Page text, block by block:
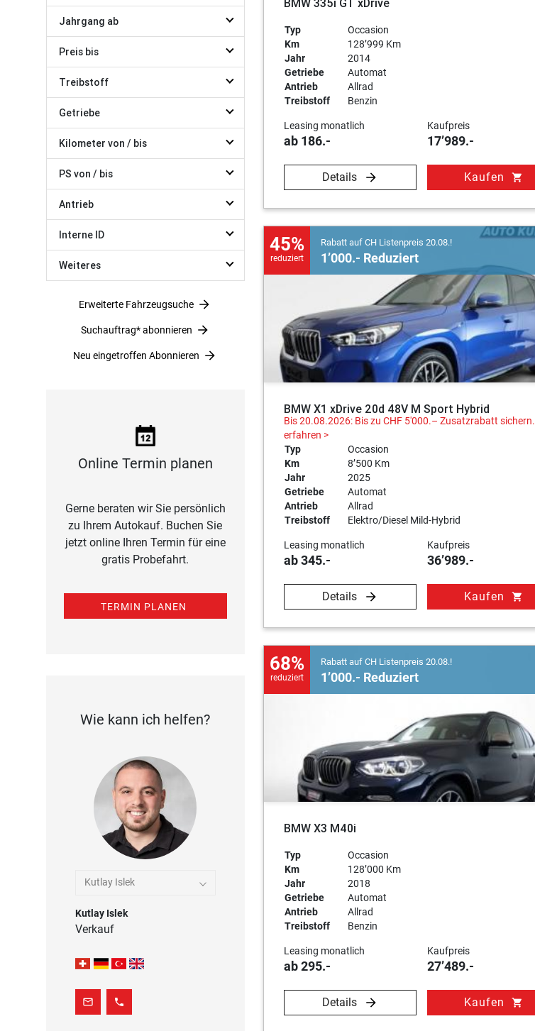
Jahrgang ab
Preis bis
Treibstoff
Getriebe
Kilometer von / bis
PS von / bis
Antrieb
Interne ID
Weiteres
Erweiterte Fahrzeugsuche
Suchauftrag* abonnieren
Neu eingetroffen Abonnieren
Online Termin planen
Gerne beraten wir Sie persönlich
zu Ihrem Autokauf. Buchen Sie
jetzt online Ihren Termin für eine
gratis Probefahrt.
TERMIN PLANEN
Wie kann ich helfen?
Kutlay Islek
Kutlay Islek
Verkauf
mail_outline phone
BMW 335i GT xDrive
Typ
Occasion
Km
128’999 Km
Jahr
2014
Getriebe
Automat
Antrieb
Allrad
Treibstoff
Benzin
Leasing monatlich
ab 186.-
Kaufpreis
17’989.-
Details Kaufen shopping_cart
45%
reduziert
Rabatt auf CH Listenpreis 20.08.!
1’000.- Reduziert
BMW X1 xDrive 20d 48V M Sport Hybrid
Bis 20.08.2026: Bis zu CHF 5'000.– Zusatzrabatt sichern.
erfahren >
Typ
Occasion
Km
8’500 Km
Jahr
2025
Getriebe
Automat
Antrieb
Allrad
Treibstoff
Elektro/Diesel Mild-Hybrid
Leasing monatlich
ab 345.-
Kaufpreis
36’989.-
Details Kaufen shopping_cart
68%
reduziert
Rabatt auf CH Listenpreis 20.08.!
1’000.- Reduziert
BMW X3 M40i
Typ
Occasion
Km
128’000 Km
Jahr
2018
Getriebe
Automat
Antrieb
Allrad
Treibstoff
Benzin
Leasing monatlich
ab 295.-
Kaufpreis
27’489.-
Details Kaufen shopping_cart